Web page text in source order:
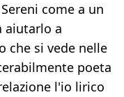
come a un
aiutarlo a
che si vede nelle
poeta
l'io lirico